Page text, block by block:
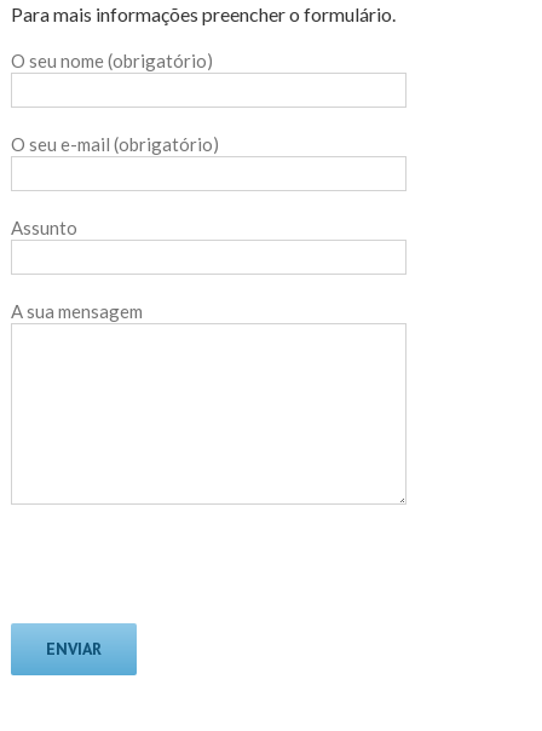
Para mais informações preencher o formulário.
O seu nome (obrigatório)
O seu e-mail (obrigatório)
Assunto
A sua mensagem